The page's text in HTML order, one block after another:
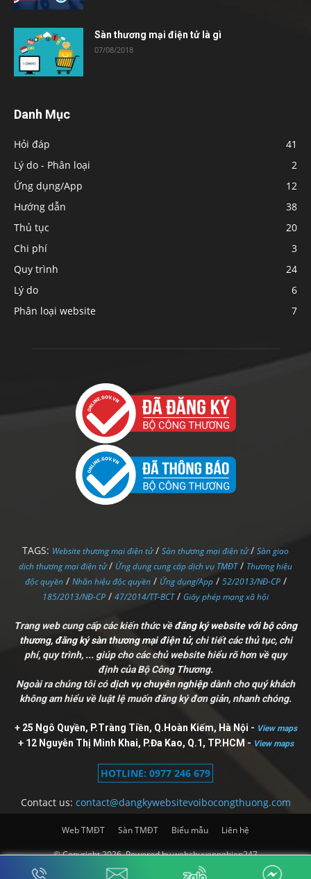
Sàn thương mại điện tử là gì
07/08/2018
Danh Mục
Hỏi đáp
41
Lý do - Phân loại
2
Ứng dụng/App
12
Hướng dẫn
38
Thủ tục
20
Chi phí
3
Quy trình
24
Lý do
6
Phân loại website
7
TAGS: Website thương mại điện tử/ Sàn thương mại điện tử/ Sàn giao
dịch thương mại điện tử/ Ứng dụng cung cấp dịch vụ TMĐT/ Thương hiệu
độc quyền/ Nhãn hiệu độc quyền/ Ứng dụng/App/ 52/2013/NĐ-CP/
185/2013/NĐ-CP / 47/2014/TT-BCT/ Giấy phép mạng xã hội
Trang web cung cấp các kiến thức vềđăng ký website với bộ công
thương, đăng ký sàn thương mại điện tử, chi tiết các thủ tục, chi
phí, quy trình, ... giúp cho các chủ website hiểu rõ hơn về quy
định của Bộ Công Thương.
Ngoài ra chúng tôi códịch vụ chuyên nghiệpdành cho quý khách
không am hiểu về luật lệ muốn đăng ký đơn giản, nhanh chóng.
+ 25 Ngô Quyền, P.Tràng Tiền, Q.Hoàn Kiếm, Hà Nội - View maps
+ 12 Nguyễn Thị Minh Khai, P.Đa Kao, Q.1, TP.HCM - View maps
HOTLINE: 0977 246 679
Contact us: contact@dangkywebsitevoibocongthuong.com
Web TMĐT Sàn TMĐT Biểu mẫu Liên hệ
© Copyright 2026. Powered bywebchuyennghiep247